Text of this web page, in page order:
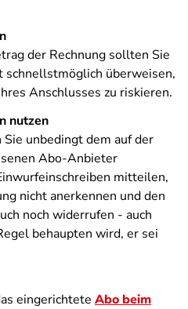
der Rechnung sollten Sie
schnellstmöglich überweisen,
Anschlusses zu riskieren.
nutzen
unbedingt dem auf der
Abo-Anbieter
mitteilen,
nicht anerkennen und den
noch widerrufen - auch
behaupten wird, er sei
eingerichtete Abo beim